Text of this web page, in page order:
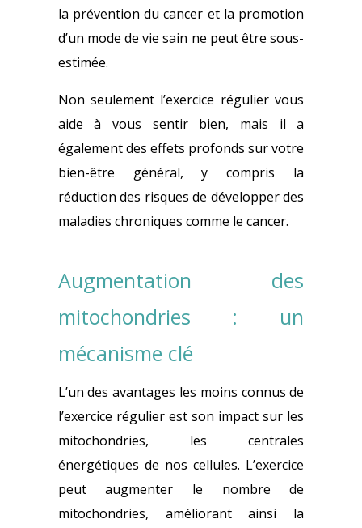
la prévention du cancer et la promotion
d’un mode de vie sain ne peut être sous-
estimée.
Non seulement l’exercice régulier vous
aide à vous sentir bien, mais il a
également des effets profonds sur votre
bien-être général, y compris la
réduction des risques de développer des
maladies chroniques comme le cancer.
Augmentation des
mitochondries : un
mécanisme clé
L’un des avantages les moins connus de
l’exercice régulier est son impact sur les
mitochondries, les centrales
énergétiques de nos cellules. L’exercice
peut augmenter le nombre de
mitochondries, améliorant ainsi la